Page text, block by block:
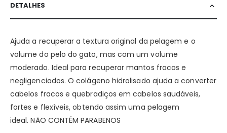
DETALHES
Ajuda a recuperar a textura original da pelagem e o
volume do pelo do gato, mas com um volume
moderado. Ideal para recuperar mantos fracos e
negligenciados. O colágeno hidrolisado ajuda a converter
cabelos fracos e quebradiços em cabelos saudáveis,
fortes e flexíveis, obtendo assim uma pelagem
ideal. NÃO CONTÉM PARABENOS